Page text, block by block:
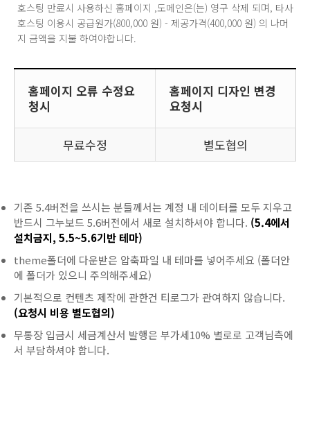
호스팅 만료시 사용하신 홈페이지 ,도메인은(는) 영구 삭제 되며, 타사
호스팅 이용시 공급원가(800,000 원) - 제공가격(400,000 원) 의 나머
지 금액을 지불 하여야합니다.
홈페이지 오류 수정요
청시
홈페이지 디자인 변경
요청시
무료수정 별도협의
기존 5.4버전을 쓰시는 분들께서는 계정 내 데이터를 모두 지우고
반드시 그누보드 5.6버전에서 새로 설치하셔야 합니다. (5.4에서
설치금지, 5.5~5.6기반 테마)
theme폴더에 다운받은 압축파일 내 테마를 넣어주세요 (폴더안
에 폴더가 있으니 주의해주세요)
기본적으로 컨텐츠 제작에 관한건 티로그가 관여하지 않습니다.
(요청시 비용 별도협의)
무통장 입금시 세금계산서 발행은 부가세10% 별로로 고객님측에
서 부담하셔야 합니다.